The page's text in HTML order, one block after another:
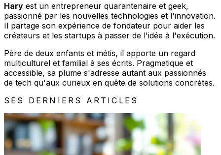
Hary est un entrepreneur quarantenaire et geek,
passionné par les nouvelles technologies et l'innovation.
Il partage son expérience de fondateur pour aider les
créateurs et les startups à passer de l'idée à l'exécution.
Père de deux enfants et métis, il apporte un regard
multiculturel et familial à ses écrits. Pragmatique et
accessible, sa plume s'adresse autant aux passionnés
de tech qu'aux curieux en quête de solutions concrètes.
SES DERNIERS ARTICLES